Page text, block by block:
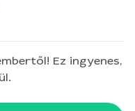
Ez ingyenes,